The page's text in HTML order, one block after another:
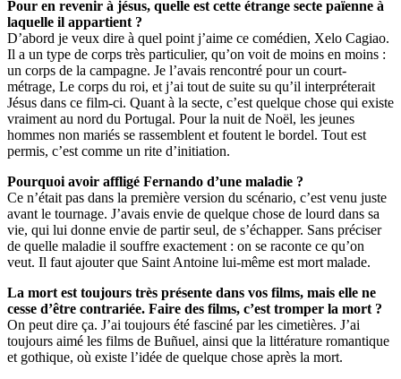
Pour en revenir à jésus, quelle est cette étrange secte païenne à
laquelle il appartient ?
D’abord je veux dire à quel point j’aime ce comédien, Xelo Cagiao.
Il a un type de corps très particulier, qu’on voit de moins en moins :
un corps de la campagne. Je l’avais rencontré pour un court-
métrage, Le corps du roi, et j’ai tout de suite su qu’il interpréterait
Jésus dans ce film-ci. Quant à la secte, c’est quelque chose qui existe
vraiment au nord du Portugal. Pour la nuit de Noël, les jeunes
hommes non mariés se rassemblent et foutent le bordel. Tout est
permis, c’est comme un rite d’initiation.
Pourquoi avoir affligé Fernando d’une maladie ?
Ce n’était pas dans la première version du scénario, c’est venu juste
avant le tournage. J’avais envie de quelque chose de lourd dans sa
vie, qui lui donne envie de partir seul, de s’échapper. Sans préciser
de quelle maladie il souffre exactement : on se raconte ce qu’on
veut. Il faut ajouter que Saint Antoine lui-même est mort malade.
La mort est toujours très présente dans vos films, mais elle ne
cesse d’être contrariée. Faire des films, c’est tromper la mort ?
On peut dire ça. J’ai toujours été fasciné par les cimetières. J’ai
toujours aimé les films de Buñuel, ainsi que la littérature romantique
et gothique, où existe l’idée de quelque chose après la mort.